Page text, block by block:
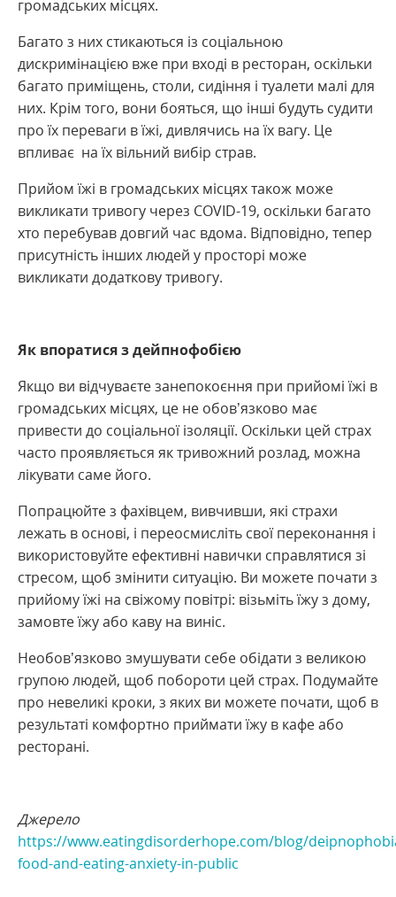
громадських місцях.
Багато з них стикаються із соціальною
дискримінацією вже при вході в ресторан, оскільки
багато приміщень, столи, сидіння і туалети малі для
них. Крім того, вони бояться, що інші будуть судити
про їх переваги в їжі, дивлячись на їх вагу. Це
впливає на їх вільний вибір страв.
Прийом їжі в громадських місцях також може
викликати тривогу через COVID-19, оскільки багато
хто перебував довгий час вдома. Відповідно, тепер
присутність інших людей у ​​просторі може
викликати додаткову тривогу.
Як впоратися з дейпнофобією
Якщо ви відчуваєте занепокоєння при прийомі їжі в
громадських місцях, це не обов’язково має
привести до соціальної ізоляції. Оскільки цей страх
часто проявляється як тривожний розлад, можна
лікувати саме його.
Попрацюйте з фахівцем, вивчивши, які страхи
лежать в основі, і переосмисліть свої переконання і
використовуйте ефективні навички справлятися зі
стресом, щоб змінити ситуацію. Ви можете почати з
прийому їжі на свіжому повітрі: візьміть їжу з дому,
замовте їжу або каву на виніс.
Необов’язково змушувати себе обідати з великою
групою людей, щоб побороти цей страх. Подумайте
про невеликі кроки, з яких ви можете почати, щоб в
результаті комфортно приймати їжу в кафе або
ресторані.
Джерело
https://www.eatingdisorderhope.com/blog/
food-and-eating-anxiety-in-public